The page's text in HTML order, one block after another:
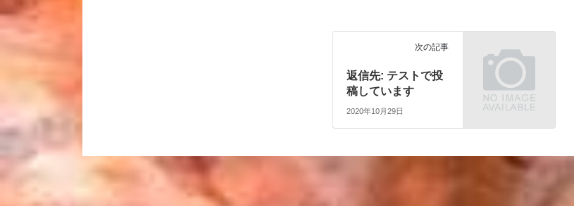
次の記事
返信先: テストで投
稿しています
2020年10月29日